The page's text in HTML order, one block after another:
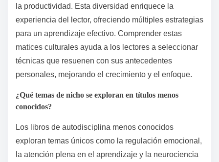
entorno más inclusivo.
¿Cómo influyen las perspectivas culturales en el
Las perspectivas culturales moldean
significativamente el contenido de los libros de
prácticas. Estos libros a menudo reflejan valores y
cultivan los hábitos. Por ejemplo, las filosofías
orientales pueden enfatizar la atención plena y la paz
interior, mientras que los enfoques occidentales